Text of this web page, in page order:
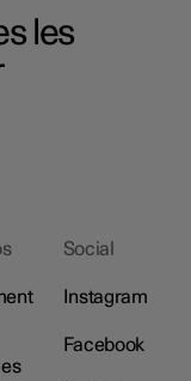
les
Social
Instagram
Facebook